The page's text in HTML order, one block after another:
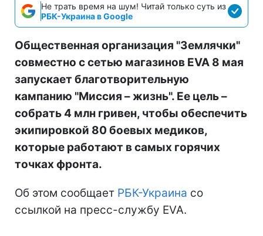
Не трать время на шум! Читай только суть из
РБК-Украина в Google
Общественная организация "Землячки"
совместно с сетью магазинов EVA 8 мая
запускает благотворительную
кампанию "Миссия – жизнь". Ее цель –
собрать 4 млн гривен, чтобы обеспечить
экипировкой 80 боевых медиков,
которые работают в самых горячих
точках фронта.
Об этом сообщает РБК-Украина со
ссылкой на пресс-службу EVA.